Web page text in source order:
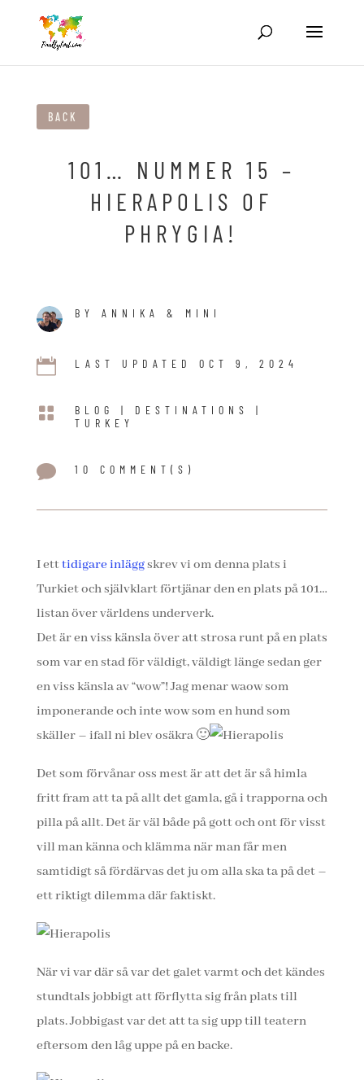
BACK
101… NUMMER 15 –
HIERAPOLIS OF
PHRYGIA!
BY ANNIKA & MINI
 LAST UPDATED OCT 9, 2024
 BLOG | DESTINATIONS
|
TURKEY
 10 COMMENT(S)
I etttidigare inläggskrev vi om denna plats i
Turkiet och självklart förtjänar den en plats på 101…
listan över världens underverk.
Det är en viss känsla över att strosa runt på en plats
som var en stad för väldigt, väldigt länge sedan ger
en viss känsla av “wow”! Jag menar waow som
imponerande och inte wow som en hund som
skäller – ifall ni blev osäkra 🙂
Det som förvånar oss mest är att det är så himla
fritt fram att ta på allt det gamla, gå i trapporna och
pilla på allt. Det är väl både på gott och ont för visst
vill man känna och klämma när man får men
samtidigt så fördärvas det ju om alla ska ta på det –
ett riktigt dilemma där faktiskt.
När vi var där så var det galet varmt och det kändes
stundtals jobbigt att förflytta sig från plats till
plats. Jobbigast var det att ta sig upp till teatern
eftersom den låg uppe på en backe.